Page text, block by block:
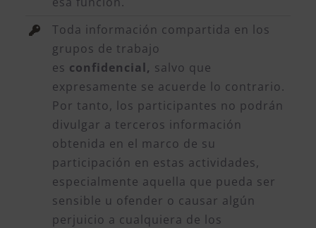
Toda información compartida en los
grupos de trabajo
es confidencial, salvo que
expresamente se acuerde lo contrario.
Por tanto, los participantes no podrán
divulgar a terceros información
obtenida en el marco de su
participación en estas actividades,
especialmente aquella que pueda ser
sensible u ofender o causar algún
perjuicio a cualquiera de los